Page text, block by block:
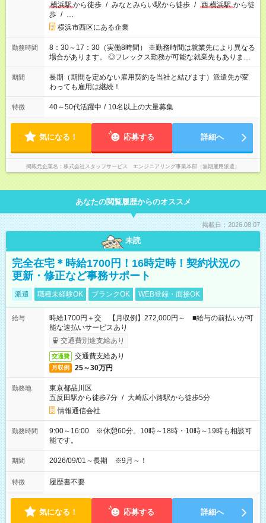
横浜駅から徒歩 / みなとみらい駅から徒歩 / 西横浜駅 から徒
歩 / …
横浜市西区にある企業
勤務時間
8：30～17：30（実働8時間） ※勤務時間は就業先により異なる
場合があります。 ◎フレックス勤務が可能な就業先もありま
す。 ◎今よりもさらに働きやすい環境をつくるべく、 働き方
改革に全社をあげて取り組んでいます。
期間
長期（期間を定めない雇用契約を当社と結びます）派遣先が変
わっても雇用は継続！
特徴 40～50代活躍中 / 10名以上の大量募集
気になる！ 応募する 詳細へ
掲載元企業名 株式会社スタッフサービス エンジニアリング事業本部（無期雇用派遣）
あなたの閲覧履歴からのオススメ
掲載日：2026.08.07
未読
完全在宅＊時給1700円！16時定時！契約状況の
更新・修正など事務サポート
派遣 職種未経験OK ブランクOK WEB登録・面接OK
給与
時給1700円＋交 【月収例】272,000円～ ■給与の前払いが可
能な速払いサービスあり
交通費別途支給あり
交通費 交通費支給あり
月収例 25～30万円
勤務地
東京都品川区
五反田駅から徒歩7分 / 大崎広小路駅から徒歩5分
情報通信会社
勤務時間
9:00～16:00 ※休憩60分。10時～18時・10時～19時も相談可
能です。
期間 2026/09/01～長期 ※9月～！
特徴 履歴書不要
気になる！ 応募する 詳細へ